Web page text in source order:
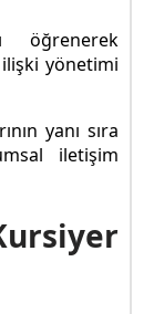
öğrenerek
yönetimi
yanı sıra
iletişim